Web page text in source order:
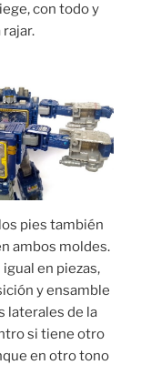
con todo y
pies también
ambos moldes.
en piezas,
y ensamble
laterales de la
si tiene otro
en otro tono